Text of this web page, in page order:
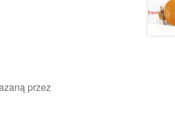
przez